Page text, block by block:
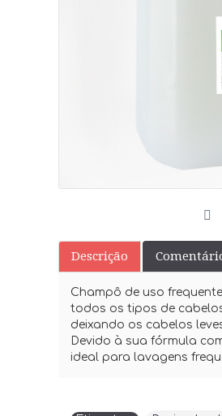
Descrição
Champô de uso
todos os tipos de
deixando os cabelos
Devido à sua fórmula
ideal para lavagens